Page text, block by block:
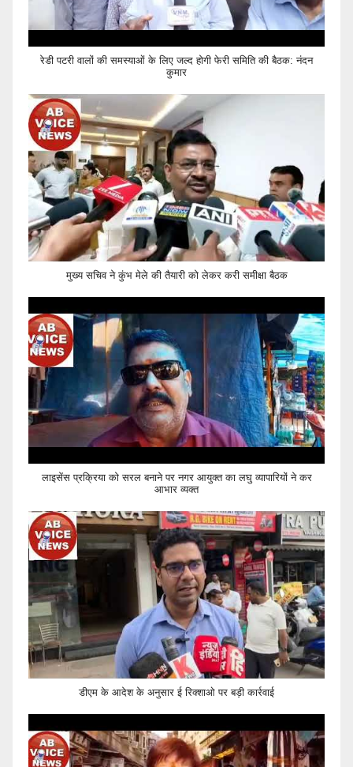
रेडी पटरी वालों की समस्याओं के लिए जल्द होगी फेरी समिति की बैठक: नंदन
कुमार
मुख्य सचिव ने कुंभ मेले की तैयारी को लेकर करी समीक्षा बैठक
लाइसेंस प्रक्रिया को सरल बनाने पर नगर आयुक्त का लघु व्यापारियों ने कर
आभार व्यक्त
डीएम के आदेश के अनुसार ई रिक्शाओ पर बड़ी कार्रवाई